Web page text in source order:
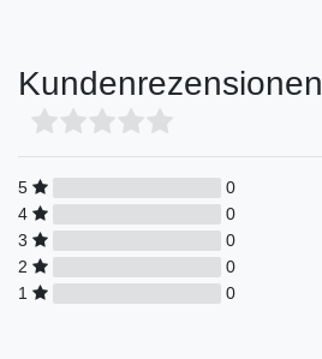
Kundenrezensionen
5
0
4
0
3
0
2
0
1
0